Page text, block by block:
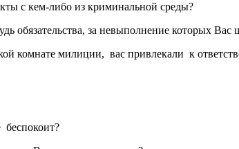
с кем-либо из криминальной среды?
обязательства, за невыполнение которых
комнате милиции, вас привлекали к
беспокоит?